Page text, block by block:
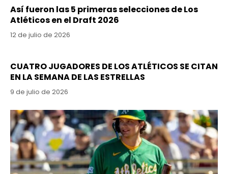
Así fueron las 5 primeras selecciones de Los
Atléticos en el Draft 2026
12 de julio de 2026
CUATRO JUGADORES DE LOS ATLÉTICOS SE CITAN
EN LA SEMANA DE LAS ESTRELLAS
9 de julio de 2026